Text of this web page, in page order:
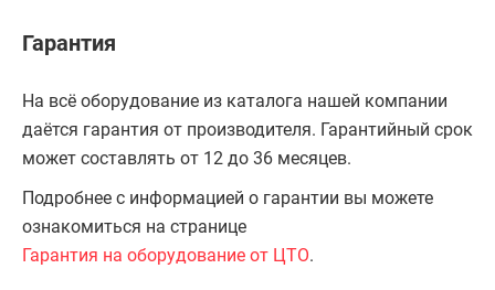
Гарантия
На всё оборудование из каталога нашей компании
даётся гарантия от производителя. Гарантийный срок
может составлять от 12 до 36 месяцев.
Подробнее с информацией о гарантии вы можете
ознакомиться на странице
Гарантия на оборудование от ЦТО.